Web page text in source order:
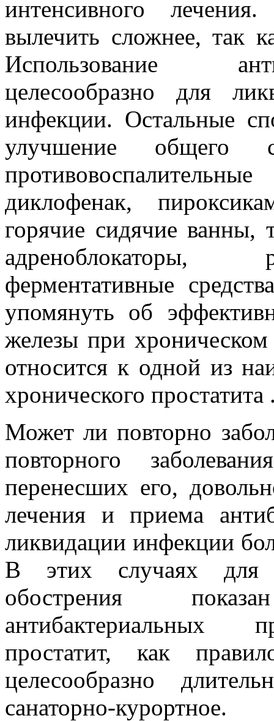
интенсивного
вылечить сложнее, так
Использование
целесообразно для
инфекции. Остальные
улучшение общего
диклофенак,
горячие сидячие
адреноблокаторы,
ферментативные
упомянуть об
железы при хроническом
относится к одной из
хронического простатита
Может ли повторно
повторного
перенесших его,
лечения и приема
ликвидации инфекции
В этих случаях для
обострения
антибактериальных
простатит, как
целесообразно
санаторно-курортное.